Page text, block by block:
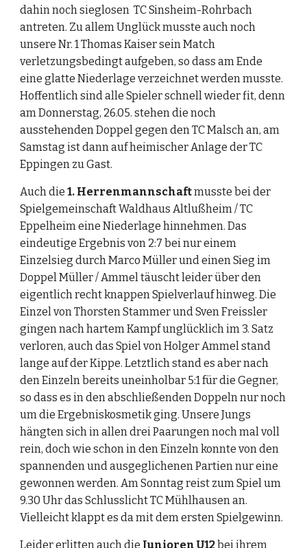
dahin noch sieglosen  TC Sinsheim-Rohrbach
antreten. Zu allem Unglück musste auch noch
unsere Nr. 1 Thomas Kaiser sein Match
verletzungsbedingt aufgeben, so dass am Ende
eine glatte Niederlage verzeichnet werden musste.
Hoffentlich sind alle Spieler schnell wieder fit, denn
am Donnerstag, 26.05. stehen die noch
ausstehenden Doppel gegen den TC Malsch an, am
Samstag ist dann auf heimischer Anlage der TC
Eppingen zu Gast.
Auch die 1. Herrenmannschaft musste bei der
Spielgemeinschaft Waldhaus Altlußheim / TC
Eppelheim eine Niederlage hinnehmen. Das
eindeutige Ergebnis von 2:7 bei nur einem
Einzelsieg durch Marco Müller und einen Sieg im
Doppel Müller / Ammel täuscht leider über den
eigentlich recht knappen Spielverlauf hinweg. Die
Einzel von Thorsten Stammer und Sven Freissler
gingen nach hartem Kampf unglücklich im 3. Satz
verloren, auch das Spiel von Holger Ammel stand
lange auf der Kippe. Letztlich stand es aber nach
den Einzeln bereits uneinholbar 5:1 für die Gegner,
so dass es in den abschließenden Doppeln nur noch
um die Ergebniskosmetik ging. Unsere Jungs
hängten sich in allen drei Paarungen noch mal voll
rein, doch wie schon in den Einzeln konnte von den
spannenden und ausgeglichenen Partien nur eine
gewonnen werden. Am Sonntag reist zum Spiel um
9.30 Uhr das Schlusslicht TC Mühlhausen an.
Vielleicht klappt es da mit dem ersten Spielgewinn.
Leider erlitten auch die Junioren U12 bei ihrem